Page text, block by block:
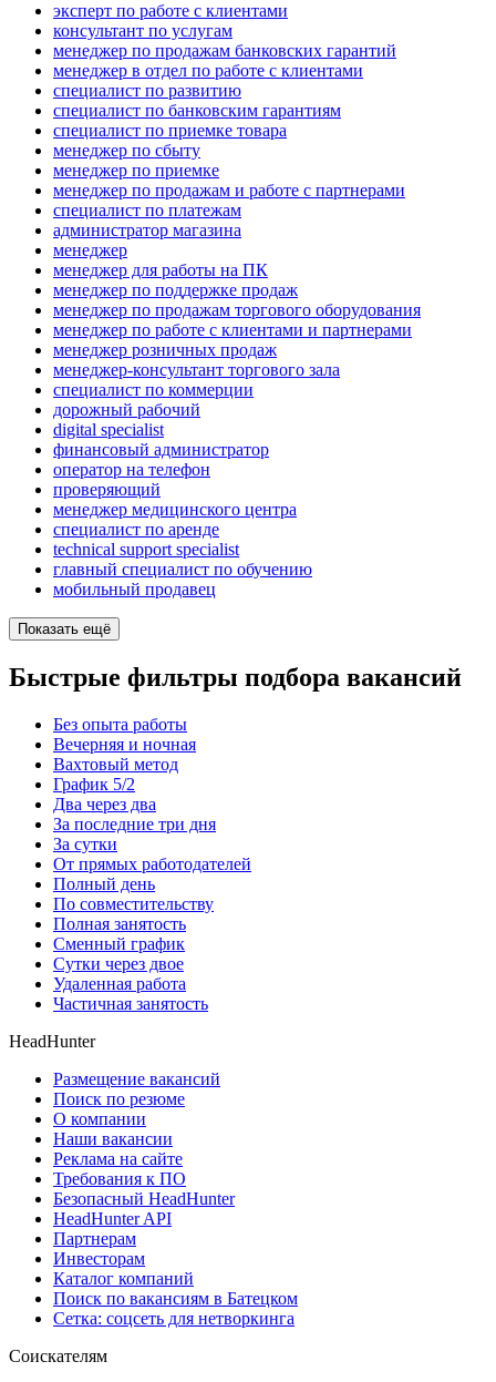
эксперт по работе с клиентами
консультант по услугам
менеджер по продажам банковских гарантий
менеджер в отдел по работе с клиентами
специалист по развитию
специалист по банковским гарантиям
специалист по приемке товара
менеджер по сбыту
менеджер по приемке
менеджер по продажам и работе с партнерами
специалист по платежам
администратор магазина
менеджер
менеджер для работы на ПК
менеджер по поддержке продаж
менеджер по продажам торгового оборудования
менеджер по работе с клиентами и партнерами
менеджер розничных продаж
менеджер-консультант торгового зала
специалист по коммерции
дорожный рабочий
digital specialist
финансовый администратор
опeрaтoр нa тeлeфoн
проверяющий
менеджер медицинского центра
специалист по аренде
technical support specialist
главный специалист по обучению
мобильный продавец
Показать ещё
Быстрые фильтры подбора вакансий
Без опыта работы
Вечерняя и ночная
Вахтовый метод
График 5/2
Два через два
За последние три дня
За сутки
От прямых работодателей
Полный день
По совместительству
Полная занятость
Сменный график
Сутки через двое
Удаленная работа
Частичная занятость
HeadHunter
Размещение вакансий
Поиск по резюме
О компании
Наши вакансии
Реклама на сайте
Требования к ПО
Безопасный HeadHunter
HeadHunter API
Партнерам
Инвесторам
Каталог компаний
Поиск по вакансиям в Батецком
Сетка: соцсеть для нетворкинга
Соискателям